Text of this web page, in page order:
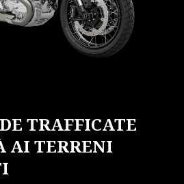
TRAFFICATE
AI TERRENI